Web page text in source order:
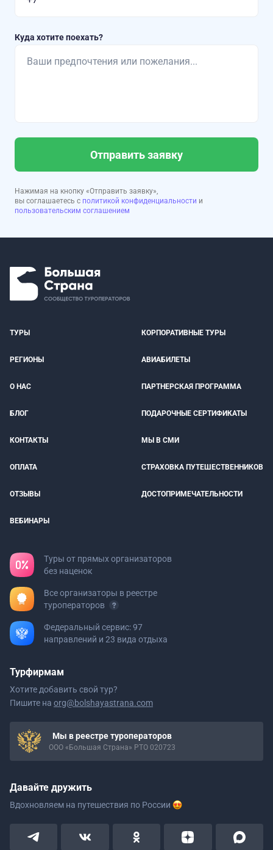
Куда хотите поехать?
Отправить заявку
Нажимая на кнопку «Отправить заявку»,
вы соглашаетесь с политикой конфиденциальности и
пользовательским соглашением
ТУРЫ КОРПОРАТИВНЫЕ ТУРЫ
РЕГИОНЫ АВИАБИЛЕТЫ
О НАС ПАРТНЕРСКАЯ ПРОГРАММА
БЛОГ ПОДАРОЧНЫЕ СЕРТИФИКАТЫ
КОНТАКТЫ МЫ В СМИ
ОПЛАТА СТРАХОВКА ПУТЕШЕСТВЕННИКОВ
ОТЗЫВЫ ДОСТОПРИМЕЧАТЕЛЬНОСТИ
ВЕБИНАРЫ
Туры от прямых организаторов
без наценок
Все организаторы в реестре
туроператоров
Федеральный сервис: 97
направлений и 23 вида отдыха
Турфирмам
Хотите добавить свой тур?
Пишите на org@bolshayastrana.com
Мы в реестре туроператоров
ООО «Большая Страна» РТО 020723
Давайте дружить
Вдохновляем на путешествия по России